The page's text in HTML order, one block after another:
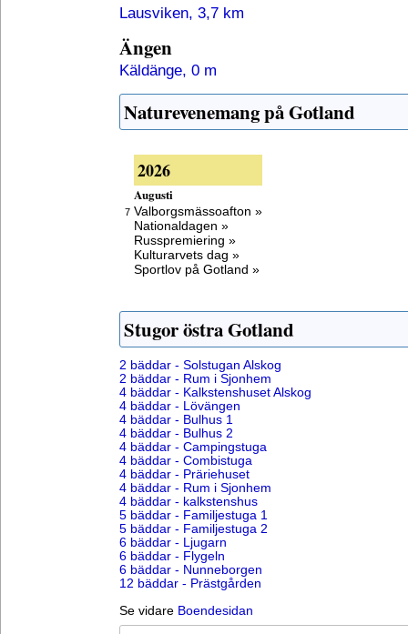
Lausviken, 3,7 km
Ängen
Käldänge, 0 m
Naturevenemang på Gotland
2026
Augusti
7 Valborgsmässoafton »
Nationaldagen »
Russpremiering »
Kulturarvets dag »
Sportlov på Gotland »
Stugor östra Gotland
2 bäddar - Solstugan Alskog
2 bäddar - Rum i Sjonhem
4 bäddar - Kalkstenshuset Alskog
4 bäddar - Lövängen
4 bäddar - Bulhus 1
4 bäddar - Bulhus 2
4 bäddar - Campingstuga
4 bäddar - Combistuga
4 bäddar - Präriehuset
4 bäddar - Rum i Sjonhem
4 bäddar - kalkstenshus
5 bäddar - Familjestuga 1
5 bäddar - Familjestuga 2
6 bäddar - Ljugarn
6 bäddar - Flygeln
6 bäddar - Nunneborgen
12 bäddar - Prästgården
Se vidare Boendesidan